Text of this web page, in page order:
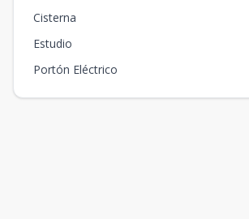
Cisterna
Estudio
Portón Eléctrico